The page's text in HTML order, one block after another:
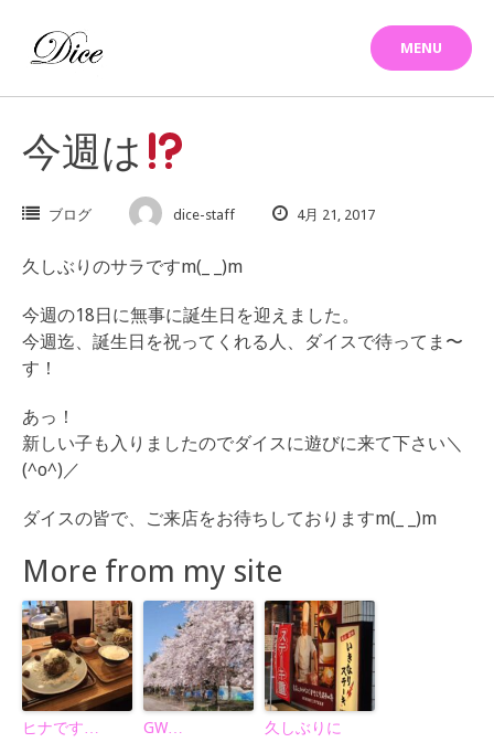
content
MENU
今週は
ブログ dice-staff 4月 21, 2017
久しぶりのサラですm(_ _)m
今週の18日に無事に誕生日を迎えました。
今週迄、誕生日を祝ってくれる人、ダイスで待ってま〜
す！
あっ！
新しい子も入りましたのでダイスに遊びに来て下さい＼
(^o^)／
ダイスの皆で、ご来店をお待ちしておりますm(_ _)m
More from my site
ヒナです… GW… 久しぶりに